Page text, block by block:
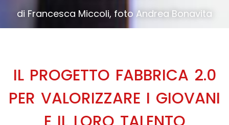
di Francesca Miccoli, foto Andrea Bonavita
IL PROGETTO FABBRICA 2.0
PER VALORIZZARE I GIOVANI